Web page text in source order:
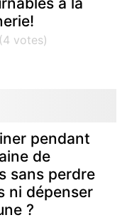
pendant
de
sans perdre
ni dépenser
?